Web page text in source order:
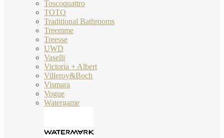
Toscoquattro
TOTO
Traditional Bathrooms
Treemme
Treesse
UWD
Vaselli
Victoria + Albert
Villeroy&Boch
Vismara
Vogue
Watergame